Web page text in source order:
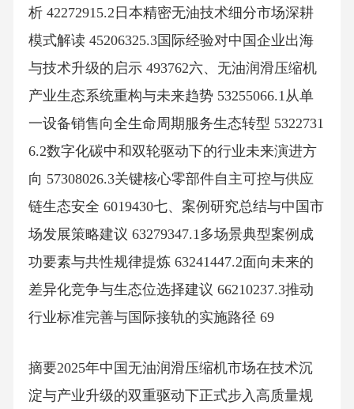
析 42272915.2日本精密无油技术细分市场深耕
模式解读 45206325.3国际经验对中国企业出海
与技术升级的启示 493762六、无油润滑压缩机
产业生态系统重构与未来趋势 53255066.1从单
一设备销售向全生命周期服务生态转型 5322731
6.2数字化碳中和双轮驱动下的行业未来演进方
向 57308026.3关键核心零部件自主可控与供应
链生态安全 6019430七、案例研究总结与中国市
场发展策略建议 63279347.1多场景典型案例成
功要素与共性规律提炼 63241447.2面向未来的
差异化竞争与生态位选择建议 66210237.3推动
行业标准完善与国际接轨的实施路径 69
摘要2025年中国无油润滑压缩机市场在技术沉
淀与产业升级的双重驱动下正式步入高质量规